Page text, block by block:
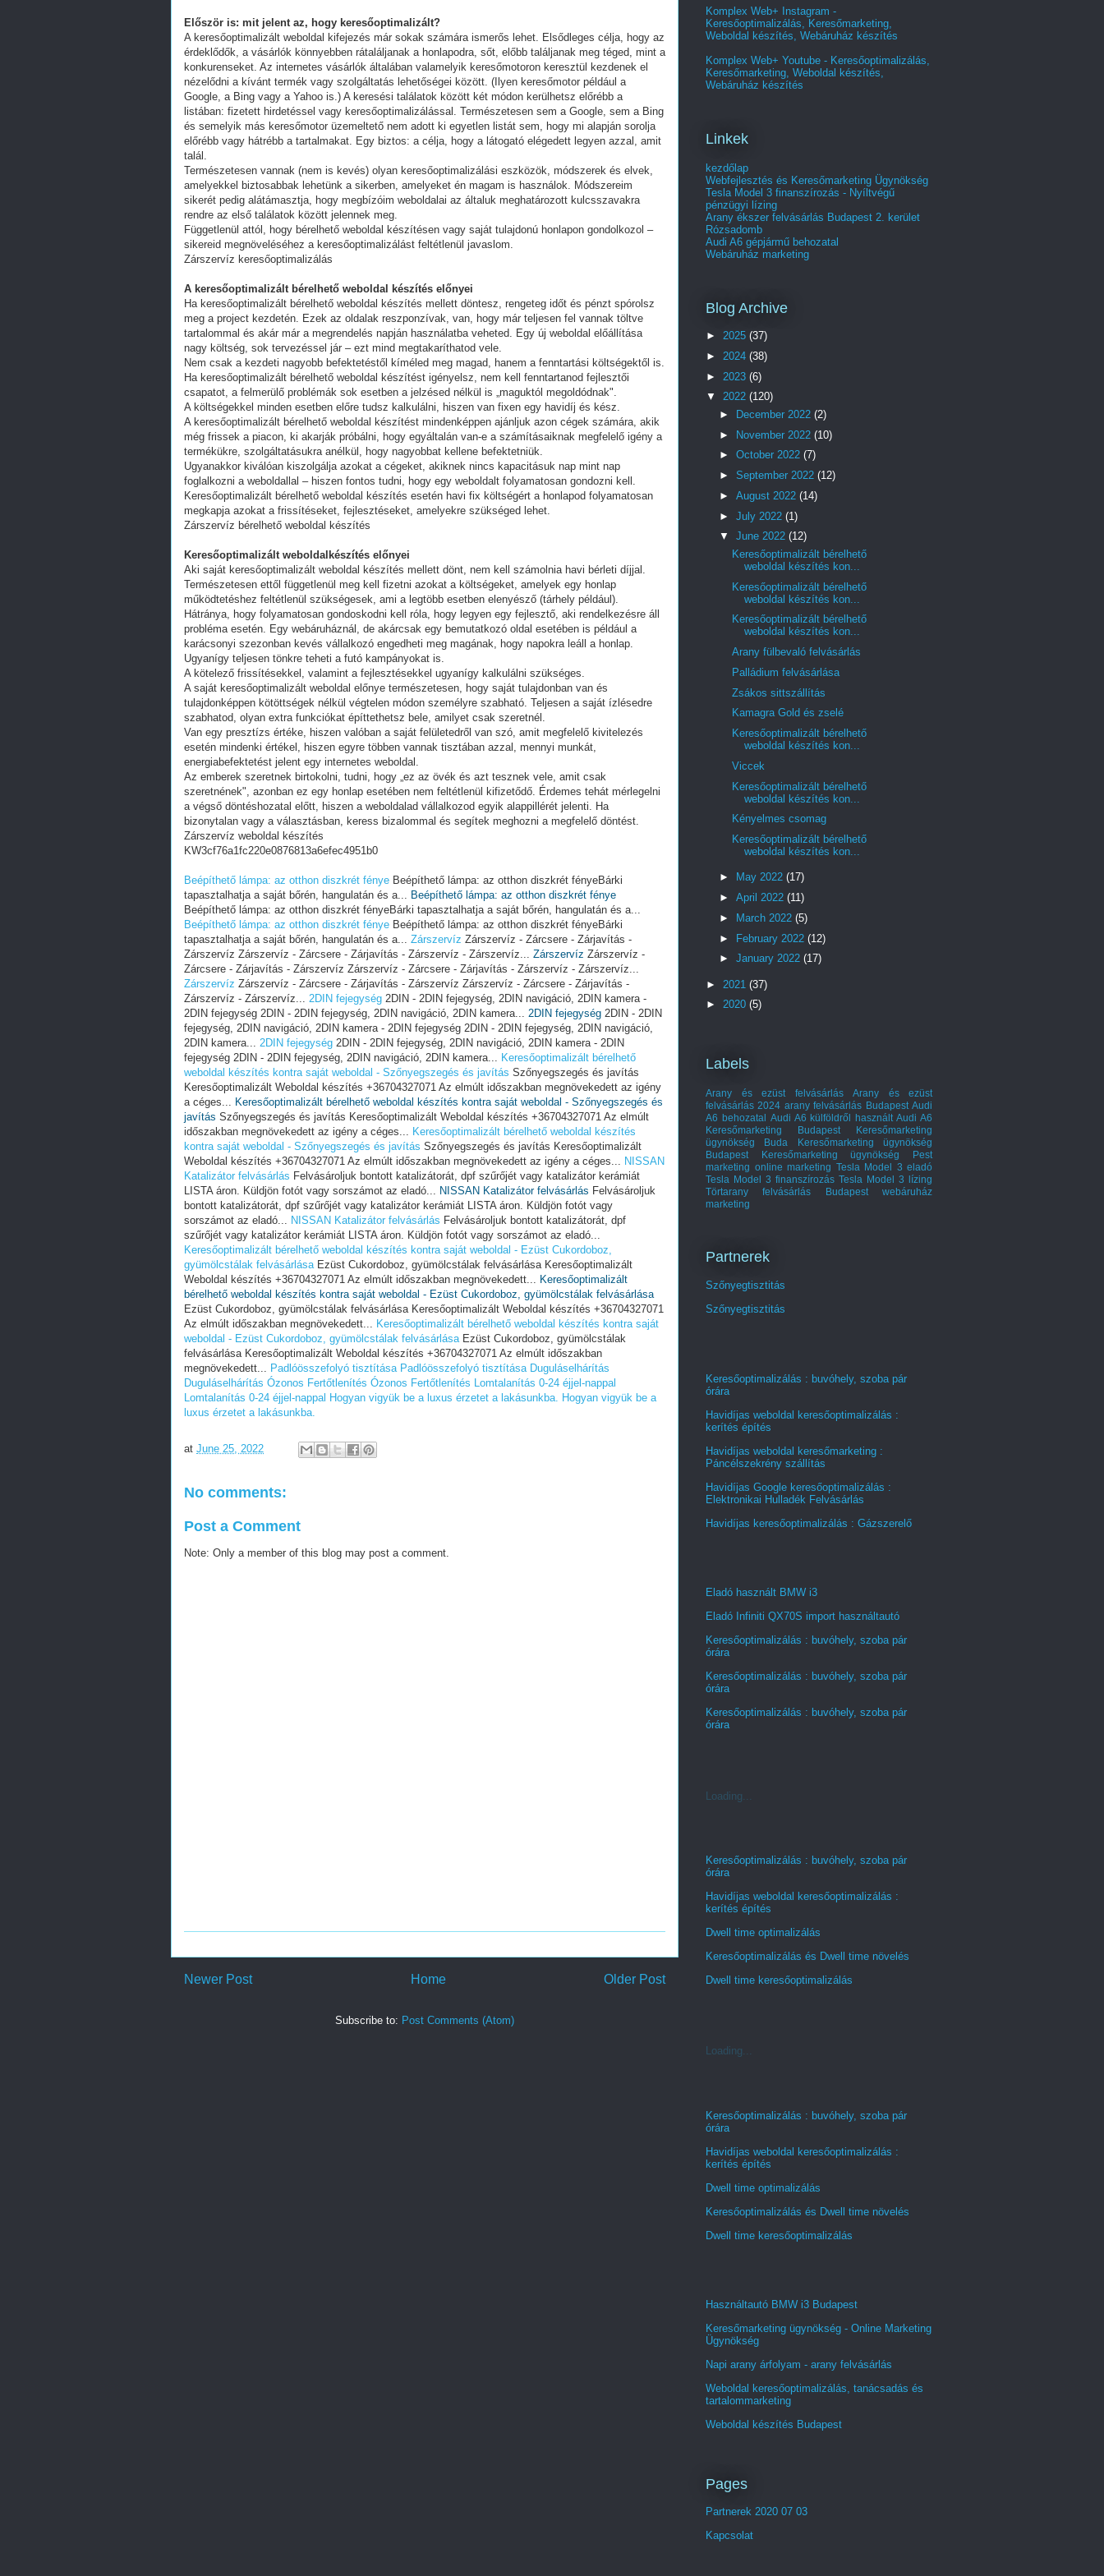
Először is: mit jelent az, hogy keresőoptimalizált?
A keresőoptimalizált weboldal kifejezés már sokak számára ismerős lehet. Elsődleges célja, hogy az
érdeklődők, a vásárlók könnyebben rátaláljanak a honlapodra, sőt, előbb találjanak meg téged, mint a
konkurenseket. Az internetes vásárlók általában valamelyik keresőmotoron keresztül kezdenek el
nézelődni a kívánt termék vagy szolgáltatás lehetőségei között. (Ilyen keresőmotor például a
Google, a Bing vagy a Yahoo is.) A keresési találatok között két módon kerülhetsz előrébb a
listában: fizetett hirdetéssel vagy keresőoptimalizálással. Természetesen sem a Google, sem a Bing
és semelyik más keresőmotor üzemeltető nem adott ki egyetlen listát sem, hogy mi alapján sorolja
előrébb vagy hátrébb a tartalmakat. Egy biztos: a célja, hogy a látogató elégedett legyen azzal, amit
talál.
Természetesen vannak (nem is kevés) olyan keresőoptimalizálási eszközök, módszerek és elvek,
amelyekkel biztosabbak lehetünk a sikerben, amelyeket én magam is használok. Módszereim
sikerét pedig alátámasztja, hogy megbízóim weboldalai az általuk meghatározott kulcsszavakra
rendre az első találatok között jelennek meg.
Függetlenül attól, hogy bérelhető weboldal készítésen vagy saját tulajdonú honlapon gondolkozol –
sikereid megnöveléséhez a keresőoptimalizálást feltétlenül javaslom.
Zárszervíz keresőoptimalizálás
A keresőoptimalizált bérelhető weboldal készítés előnyei
Ha keresőoptimalizált bérelhető weboldal készítés mellett döntesz, rengeteg időt és pénzt spórolsz
meg a project kezdetén. Ezek az oldalak reszponzívak, van, hogy már teljesen fel vannak töltve
tartalommal és akár már a megrendelés napján használatba veheted. Egy új weboldal előállítása
nagy költség, sok tervezéssel jár – ezt mind megtakaríthatod vele.
Nem csak a kezdeti nagyobb befektetéstől kíméled meg magad, hanem a fenntartási költségektől is.
Ha keresőoptimalizált bérelhető weboldal készítést igényelsz, nem kell fenntartanod fejlesztői
csapatot, a felmerülő problémák sok esetben a jelzésed nélkül is „maguktól megoldódnak".
A költségekkel minden esetben előre tudsz kalkulálni, hiszen van fixen egy havidíj és kész.
A keresőoptimalizált bérelhető weboldal készítést mindenképpen ajánljuk azon cégek számára, akik
még frissek a piacon, ki akarják próbálni, hogy egyáltalán van-e a számításaiknak megfelelő igény a
termékükre, szolgáltatásukra anélkül, hogy nagyobbat kellene befektetniük.
Ugyanakkor kiválóan kiszolgálja azokat a cégeket, akiknek nincs kapacitásuk nap mint nap
foglalkozni a weboldallal – hiszen fontos tudni, hogy egy weboldalt folyamatosan gondozni kell.
Keresőoptimalizált bérelhető weboldal készítés esetén havi fix költségért a honlapod folyamatosan
megkapja azokat a frissítéseket, fejlesztéseket, amelyekre szükséged lehet.
Zárszervíz bérelhető weboldal készítés
Keresőoptimalizált weboldalkészítés előnyei
Aki saját keresőoptimalizált weboldal készítés mellett dönt, nem kell számolnia havi bérleti díjjal.
Természetesen ettől függetlenül meg kell fizetni azokat a költségeket, amelyek egy honlap
működtetéshez feltétlenül szükségesek, ami a legtöbb esetben elenyésző (tárhely például).
Hátránya, hogy folyamatosan gondoskodni kell róla, hogy legyen egy fejlesztő, aki rendelkezésre áll
probléma esetén. Egy webáruháznál, de akárcsak egy bemutatkozó oldal esetében is például a
karácsonyi szezonban kevés vállalkozó engedheti meg magának, hogy napokra leáll a honlap.
Ugyanígy teljesen tönkre teheti a futó kampányokat is.
A kötelező frissítésekkel, valamint a fejlesztésekkel ugyanígy kalkulálni szükséges.
A saját keresőoptimalizált weboldal előnye természetesen, hogy saját tulajdonban van és
tulajdonképpen kötöttségek nélkül végtelen módon személyre szabható. Teljesen a saját ízlésedre
szabhatod, olyan extra funkciókat építtethetsz bele, amilyet csak szeretnél.
Van egy presztízs értéke, hiszen valóban a saját felületedről van szó, amit megfelelő kivitelezés
esetén mindenki értékel, hiszen egyre többen vannak tisztában azzal, mennyi munkát,
energiabefektetést jelent egy internetes weboldal.
Az emberek szeretnek birtokolni, tudni, hogy „ez az övék és azt tesznek vele, amit csak
szeretnének", azonban ez egy honlap esetében nem feltétlenül kifizetődő. Érdemes tehát mérlegelni
a végső döntéshozatal előtt, hiszen a weboldalad vállalkozod egyik alappillérét jelenti. Ha
bizonytalan vagy a választásban, keress bizalommal és segítek meghozni a megfelelő döntést.
Zárszervíz weboldal készítés
KW3cf76a1fc220e0876813a6efec4951b0
Beépíthető lámpa: az otthon diszkrét fénye Beépíthető lámpa: az otthon diszkrét fényeBárki
tapasztalhatja a saját bőrén, hangulatán és a... Beépíthető lámpa: az otthon diszkrét fénye
Beépíthető lámpa: az otthon diszkrét fényeBárki tapasztalhatja a saját bőrén, hangulatán és a...
Beépíthető lámpa: az otthon diszkrét fénye Beépíthető lámpa: az otthon diszkrét fényeBárki
tapasztalhatja a saját bőrén, hangulatán és a... Zárszervíz Zárszervíz - Zárcsere - Zárjavítás -
Zárszervíz Zárszervíz - Zárcsere - Zárjavítás - Zárszervíz - Zárszervíz... Zárszervíz Zárszervíz -
Zárcsere - Zárjavítás - Zárszervíz Zárszervíz - Zárcsere - Zárjavítás - Zárszervíz - Zárszervíz...
Zárszervíz Zárszervíz - Zárcsere - Zárjavítás - Zárszervíz Zárszervíz - Zárcsere - Zárjavítás -
Zárszervíz - Zárszervíz... 2DIN fejegység 2DIN - 2DIN fejegység, 2DIN navigáció, 2DIN kamera -
2DIN fejegység 2DIN - 2DIN fejegység, 2DIN navigáció, 2DIN kamera... 2DIN fejegység 2DIN - 2DIN
fejegység, 2DIN navigáció, 2DIN kamera - 2DIN fejegység 2DIN - 2DIN fejegység, 2DIN navigáció,
2DIN kamera... 2DIN fejegység 2DIN - 2DIN fejegység, 2DIN navigáció, 2DIN kamera - 2DIN
fejegység 2DIN - 2DIN fejegység, 2DIN navigáció, 2DIN kamera... Keresőoptimalizált bérelhető
weboldal készítés kontra saját weboldal - Szőnyegszegés és javítás Szőnyegszegés és javítás
Keresőoptimalizált Weboldal készítés +36704327071 Az elmúlt időszakban megnövekedett az igény
a céges... Keresőoptimalizált bérelhető weboldal készítés kontra saját weboldal - Szőnyegszegés és
javítás Szőnyegszegés és javítás Keresőoptimalizált Weboldal készítés +36704327071 Az elmúlt
időszakban megnövekedett az igény a céges... Keresőoptimalizált bérelhető weboldal készítés
kontra saját weboldal - Szőnyegszegés és javítás Szőnyegszegés és javítás Keresőoptimalizált
Weboldal készítés +36704327071 Az elmúlt időszakban megnövekedett az igény a céges... NISSAN
Katalizátor felvásárlás Felvásároljuk bontott katalizátorát, dpf szűrőjét vagy katalizátor kerámiát
LISTA áron. Küldjön fotót vagy sorszámot az eladó... NISSAN Katalizátor felvásárlás Felvásároljuk
bontott katalizátorát, dpf szűrőjét vagy katalizátor kerámiát LISTA áron. Küldjön fotót vagy
sorszámot az eladó... NISSAN Katalizátor felvásárlás Felvásároljuk bontott katalizátorát, dpf
szűrőjét vagy katalizátor kerámiát LISTA áron. Küldjön fotót vagy sorszámot az eladó...
Keresőoptimalizált bérelhető weboldal készítés kontra saját weboldal - Ezüst Cukordoboz,
gyümölcstálak felvásárlásaEzüst Cukordoboz, gyümölcstálak felvásárlása Keresőoptimalizált
Weboldal készítés +36704327071 Az elmúlt időszakban megnövekedett... Keresőoptimalizált
bérelhető weboldal készítés kontra saját weboldal - Ezüst Cukordoboz, gyümölcstálak felvásárlása
Ezüst Cukordoboz, gyümölcstálak felvásárlása Keresőoptimalizált Weboldal készítés +36704327071
Az elmúlt időszakban megnövekedett... Keresőoptimalizált bérelhető weboldal készítés kontra saját
weboldal - Ezüst Cukordoboz, gyümölcstálak felvásárlásaEzüst Cukordoboz, gyümölcstálak
felvásárlása Keresőoptimalizált Weboldal készítés +36704327071 Az elmúlt időszakban
megnövekedett... Padlóösszefolyó tisztítása Padlóösszefolyó tisztítása Duguláselhárítás
Duguláselhárítás Ózonos Fertőtlenítés Ózonos Fertőtlenítés Lomtalanítás 0-24 éjjel-nappal
Lomtalanítás 0-24 éjjel-nappal Hogyan vigyük be a luxus érzetet a lakásunkba. Hogyan vigyük be a
luxus érzetet a lakásunkba.
at June 25, 2022
No comments:
Post a Comment
Note: Only a member of this blog may post a comment.
Newer Post Older Post
Home
Subscribe to: Post Comments (Atom)
Komplex Web+ Instagram -
Keresőoptimalizálás, Keresőmarketing,
Weboldal készítés, Webáruház készítés
Komplex Web+ Youtube - Keresőoptimalizálás,
Keresőmarketing, Weboldal készítés,
Webáruház készítés
Linkek
kezdőlap
Webfejlesztés és Keresőmarketing Ügynökség
Tesla Model 3 finanszírozás - Nyíltvégű
pénzügyi lízing
Arany ékszer felvásárlás Budapest 2. kerület
Rózsadomb
Audi A6 gépjármű behozatal
Webáruház marketing
Blog Archive
► 2025 (37)
► 2024 (38)
► 2023 (6)
▼ 2022 (120)
►
December 2022 (2)
► November 2022 (10)
► October 2022 (7)
► September 2022 (12)
► August 2022 (14)
► July 2022 (1)
▼ June 2022 (12)
Keresőoptimalizált bérelhető
weboldal készítés kon...
Keresőoptimalizált bérelhető
weboldal készítés kon...
Keresőoptimalizált bérelhető
weboldal készítés kon...
Arany fülbevaló felvásárlás
Palládium felvásárlása
Zsákos sittszállítás
Kamagra Gold és zselé
Keresőoptimalizált bérelhető
weboldal készítés kon...
Viccek
Keresőoptimalizált bérelhető
weboldal készítés kon...
Kényelmes csomag
Keresőoptimalizált bérelhető
weboldal készítés kon...
► May 2022 (17)
► April 2022 (11)
►
March 2022 (5)
► February 2022 (12)
► January 2022 (17)
► 2021 (37)
► 2020 (5)
Labels
Arany és ezüst felvásárlás
Arany és ezüst
felvásárlás 2024 arany felvásárlás Budapest Audi
A6 behozatal Audi A6 külföldről használt Audi A6
Keresőmarketing Budapest
Keresőmarketing
ügynökség Buda
Keresőmarketing ügynökség
Budapest
Keresőmarketing ügynökség Pest
marketing online marketing Tesla Model 3 eladó
Tesla Model 3 finanszírozás Tesla Model 3 lízing
Törtarany felvásárlás Budapest
webáruház
marketing
Partnerek
Szőnyegtisztitás
Szőnyegtisztitás
Keresőoptimalizálás : buvóhely, szoba pár
órára
Havidíjas weboldal keresőoptimalizálás :
kerítés építés
Havidíjas weboldal keresőmarketing :
Páncélszekrény szállítás
Havidíjas Google keresőoptimalizálás :
Elektronikai Hulladék Felvásárlás
Havidíjas keresőoptimalizálás : Gázszerelő
Eladó használt BMW i3
Eladó Infiniti QX70S import használtautó
Keresőoptimalizálás : buvóhely, szoba pár
órára
Keresőoptimalizálás : buvóhely, szoba pár
órára
Keresőoptimalizálás : buvóhely, szoba pár
órára
Loading...
Keresőoptimalizálás : buvóhely, szoba pár
órára
Havidíjas weboldal keresőoptimalizálás :
kerítés építés
Dwell time optimalizálás
Keresőoptimalizálás és Dwell time növelés
Dwell time keresőoptimalizálás
Loading...
Keresőoptimalizálás : buvóhely, szoba pár
órára
Havidíjas weboldal keresőoptimalizálás :
kerítés építés
Dwell time optimalizálás
Keresőoptimalizálás és Dwell time növelés
Dwell time keresőoptimalizálás
Használtautó BMW i3 Budapest
Keresőmarketing ügynökség - Online Marketing
Ügynökség
Napi arany árfolyam - arany felvásárlás
Weboldal keresőoptimalizálás, tanácsadás és
tartalommarketing
Weboldal készítés Budapest
Pages
Partnerek 2020 07 03
Kapcsolat